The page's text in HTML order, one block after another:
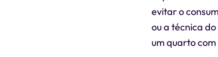
evitar o
ou a técnica
um quarto